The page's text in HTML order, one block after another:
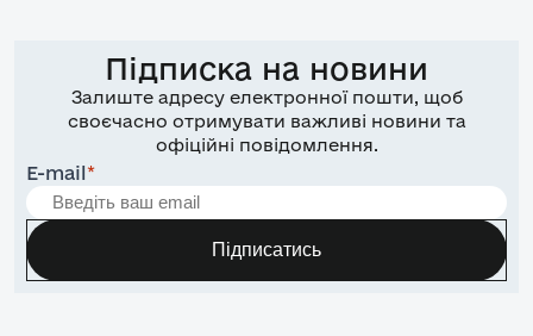
Підписка на новини
Залиште адресу електронної пошти, щоб
своєчасно отримувати важливі новини та
офіційні повідомлення.
E-mail*
Підписатись